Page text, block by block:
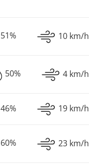
51% 10 km/h
50% 4 km/h
46% 19 km/h
60% 23 km/h